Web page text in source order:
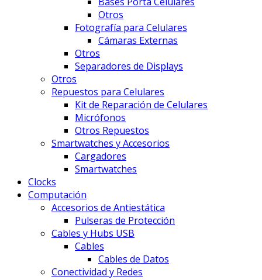
Otros
Fotografía para Celulares
Cámaras Externas
Otros
Separadores de Displays
Otros
Repuestos para Celulares
Kit de Reparación de Celulares
Micrófonos
Otros Repuestos
Smartwatches y Accesorios
Cargadores
Smartwatches
Clocks
Computación
Accesorios de Antiestática
Pulseras de Protección
Cables y Hubs USB
Cables
Cables de Datos
Conectividad y Redes